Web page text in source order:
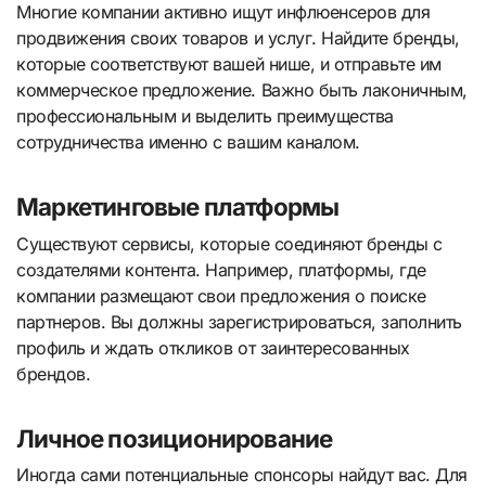
Многие компании активно ищут инфлюенсеров для
продвижения своих товаров и услуг. Найдите бренды,
которые соответствуют вашей нише, и отправьте им
коммерческое предложение. Важно быть лаконичным,
профессиональным и выделить преимущества
сотрудничества именно с вашим каналом.
Маркетинговые платформы
Существуют сервисы, которые соединяют бренды с
создателями контента. Например, платформы, где
компании размещают свои предложения о поиске
партнеров. Вы должны зарегистрироваться, заполнить
профиль и ждать откликов от заинтересованных
брендов.
Личное позиционирование
Иногда сами потенциальные спонсоры найдут вас. Для